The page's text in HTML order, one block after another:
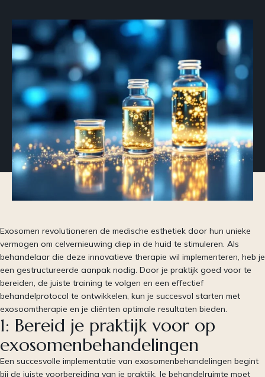
Exosomen revolutioneren de medische esthetiek door hun unieke
vermogen om celvernieuwing diep in de huid te stimuleren. Als
behandelaar die deze innovatieve therapie wil implementeren, heb je
een gestructureerde aanpak nodig. Door je praktijk goed voor te
bereiden, de juiste training te volgen en een effectief
behandelprotocol te ontwikkelen, kun je succesvol starten met
exosoomtherapie en je cliënten optimale resultaten bieden.
1: Bereid je praktijk voor op
exosomenbehandelingen
Een succesvolle implementatie van exosomenbehandelingen begint
bij de juiste voorbereiding van je praktijk. Je behandelruimte moet